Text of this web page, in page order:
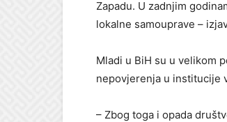
Zapadu. U zadnjim
lokalne samouprave –
Mladi u BiH su u velikom
nepovjerenja u institucije
– Zbog toga i opada